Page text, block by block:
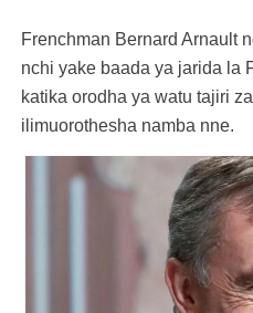
Frenchman Bernard Arnault
nchi yake baada ya jarida la
katika orodha ya watu tajiri
ilimuorothesha namba nne.